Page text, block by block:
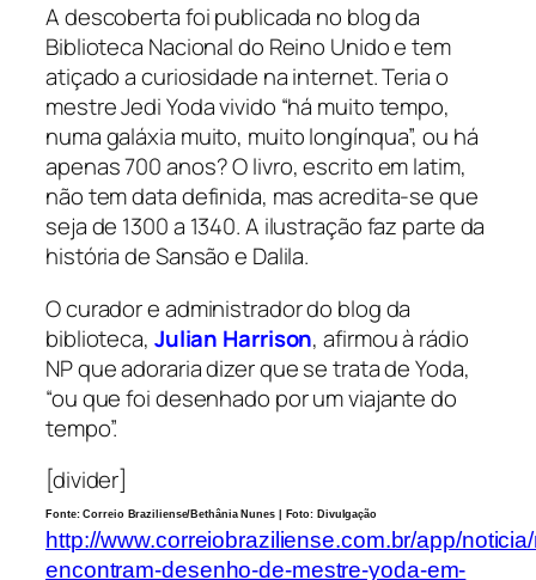
A descoberta foi publicada no blog da
Biblioteca Nacional do Reino Unido e tem
atiçado a curiosidade na internet. Teria o
mestre Jedi Yoda vivido “há muito tempo,
numa galáxia muito, muito longínqua”, ou há
apenas 700 anos? O livro, escrito em latim,
não tem data definida, mas acredita-se que
seja de 1300 a 1340. A ilustração faz parte da
história de Sansão e Dalila.
O curador e administrador do blog da
biblioteca, Julian Harrison, afirmou à rádio
NP que adoraria dizer que se trata de Yoda,
“ou que foi desenhado por um viajante do
tempo”.
[divider]
Fonte: Correio Braziliense/Bethânia Nunes | Foto: Divulgação
http://www.correiobraziliense.com.br/app/
encontram-desenho-de-mestre-yoda-em-